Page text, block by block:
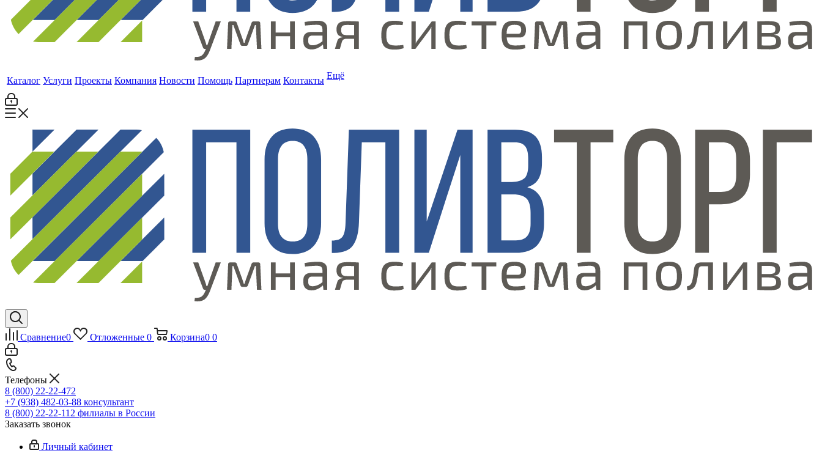
Каталог Услуги Проекты Компания Новости Помощь Партнерам Контакты Ещё
Сравнение0 Отложенные 0 Корзина0 0
Телефоны
8 (800) 22-22-472
+7 (938) 482-03-88 консультант
8 (800) 22-22-112 филиалы в России
Заказать звонок
Личный кабинет